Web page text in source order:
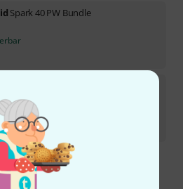
Spark 40 PW Bundle
Versand ab 29 €